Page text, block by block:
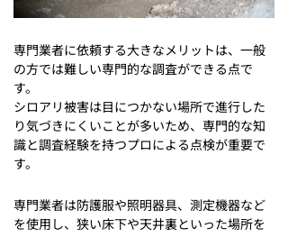
専門業者に依頼する大きなメリットは、一般
の方では難しい専門的な調査ができる点で
す。
シロアリ被害は目につかない場所で進行した
り気づきにくいことが多いため、専門的な知
識と調査経験を持つプロによる点検が重要で
す。
専門業者は防護服や照明器具、測定機器など
を使用し、狭い床下や天井裏といった場所を